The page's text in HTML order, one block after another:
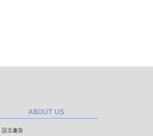
ABOUT US
設立趣旨